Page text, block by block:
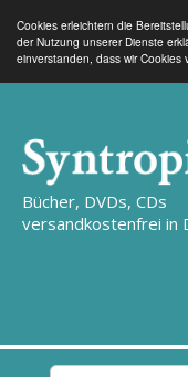
Cookies erleichtern die
der Nutzung unserer Dienste
einverstanden, dass wir Cookies
Bücher, DVDs, CDs
versandkostenfrei in